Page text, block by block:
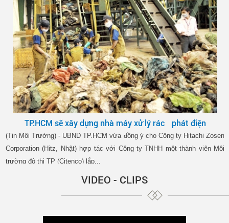
TP.HCM sẽ xây dựng nhà máy xử lý rác phát điện
(Tin Môi Trường) - UBND TP.HCM vừa đồng ý cho Công ty Hitachi Zosen
Corporation (Hitz, Nhật) hợp tác với Công ty TNHH một thành viên Môi
trường đô thị TP (Citenco) lắp...
VIDEO - CLIPS